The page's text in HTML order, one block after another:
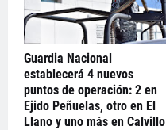
Guardia Nacional
establecerá 4 nuevos
puntos de operación: 2 en
Ejido Peñuelas, otro en El
Llano y uno más en Calvillo